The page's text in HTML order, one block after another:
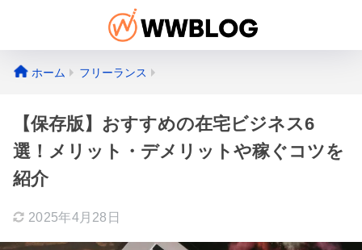
ホーム フリーランス
【保存版】おすすめの在宅ビジネス6
選！メリット・デメリットや稼ぐコツを
紹介
2025年4月28日